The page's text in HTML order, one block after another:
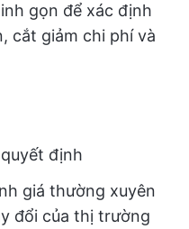
gọn để xác định
cắt giảm chi phí và
định
giá thường xuyên
đổi của thị trường